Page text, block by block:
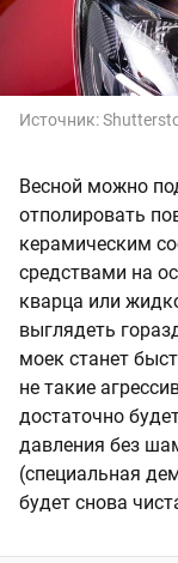
Источник:
Весной можно
отполировать
керамическим
средствами на
кварца или
выглядеть
моек станет
не такие
достаточно
давления без
(специальная
будет снова